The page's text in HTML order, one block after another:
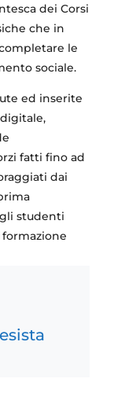
dei Corsi
che in
le
sociale.
ed inserite
fatti fino ad
dai
studenti